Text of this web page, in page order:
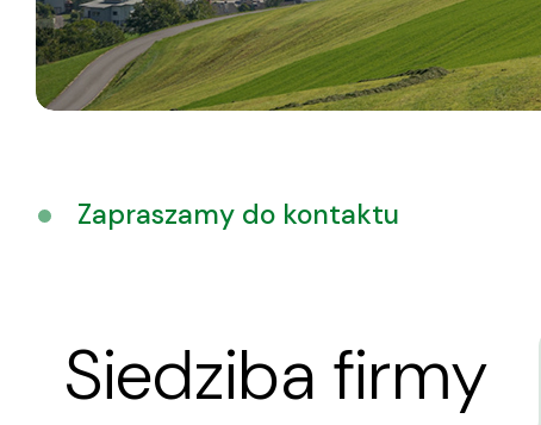
Zapraszamy do kontaktu
Siedziba firmy